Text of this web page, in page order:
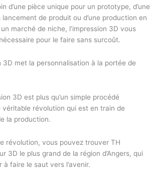
d’une pièce unique pour un prototype, d’une
de produit ou d’une production en
marché de niche, l’impression 3D vous
pour le faire sans surcoût.
3D met la personnalisation à la portée de
3D est plus qu’un simple procédé
véritable révolution qui est en train de
la production.
révolution, vous pouvez trouver TH
3D le plus grand de la région d’Angers, qui
faire le saut vers l’avenir.